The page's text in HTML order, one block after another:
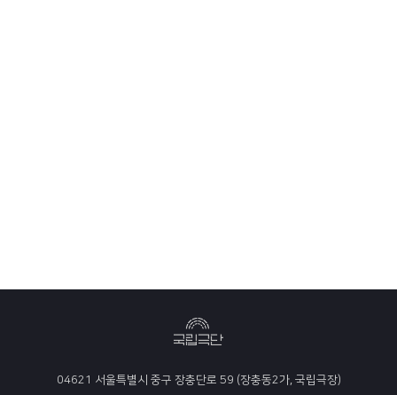
04621 서울특별시 중구 장충단로 59 (장충동2가, 국립극장)